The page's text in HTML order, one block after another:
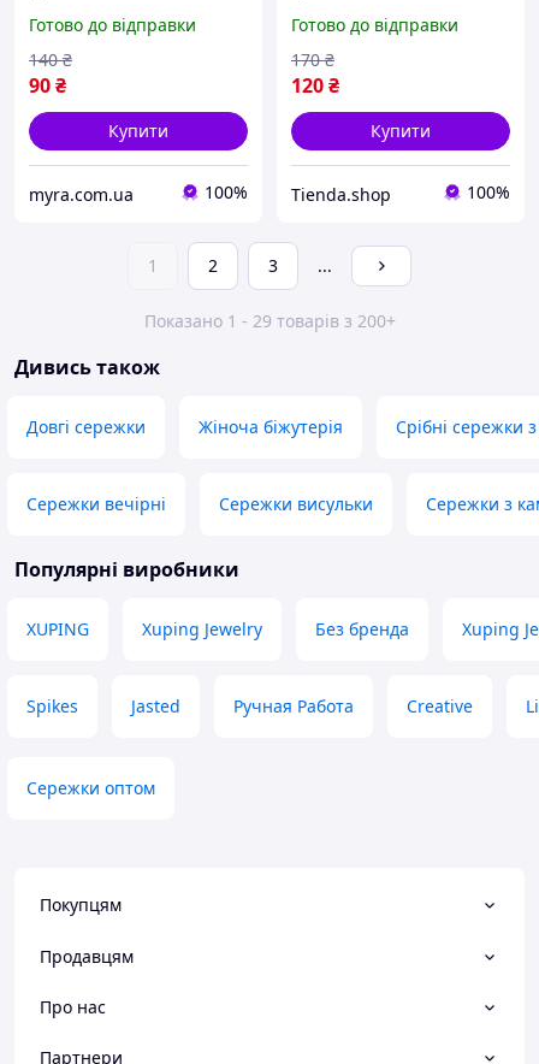
Готово до відправки
90₴
140 ₴
Купити
myra.com.ua 100%
Готово до відправки
120₴
170 ₴
Купити
Tienda.shop 100%
1 2 3 ...
Показано 1 - 29 товарів з 200+
Дивись також
Довгі сережки Жіноча біжутерія Срібні сережки
Сережки вечірні Сережки висульки Сережки з
Популярні виробники
XUPING Xuping Jewelry Без бренда Xuping
Spikes Jasted Ручная Работа Creative
Сережки оптом
Покупцям
Продавцям
Про нас
Партнери